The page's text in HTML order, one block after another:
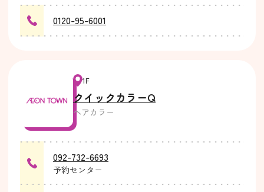
0120-95-6001
1F
クイックカラーQ
ヘアカラー
092-732-6693
予約センター